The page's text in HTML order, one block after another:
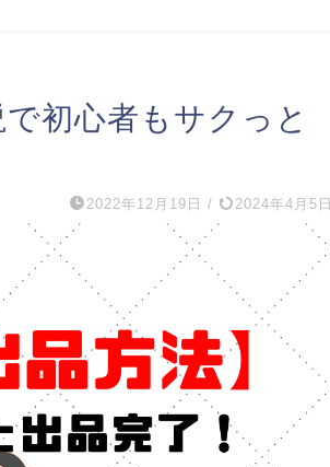
初心者もサクっと
2022年12月19日 / 2024年4月5日